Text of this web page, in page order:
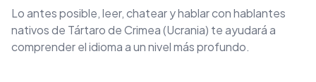
Lo antes posible, leer, chatear y hablar con hablantes
nativos de Tártaro de Crimea (Ucrania) te ayudará a
comprender el idioma a un nivel más profundo.